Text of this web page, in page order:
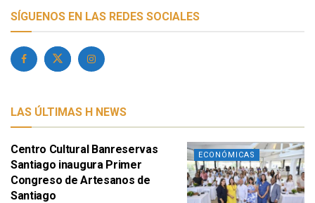
SÍGUENOS EN LAS REDES SOCIALES
LAS ÚLTIMAS H NEWS
ECONÓMICAS
Centro Cultural Banreservas
Santiago inaugura Primer
Congreso de Artesanos de
Santiago